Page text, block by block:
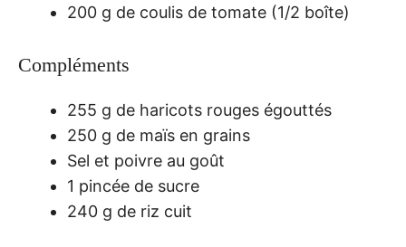
200 g de coulis de tomate (1/2 boîte)
Compléments
255 g de haricots rouges égouttés
250 g de maïs en grains
Sel et poivre au goût
1 pincée de sucre
240 g de riz cuit